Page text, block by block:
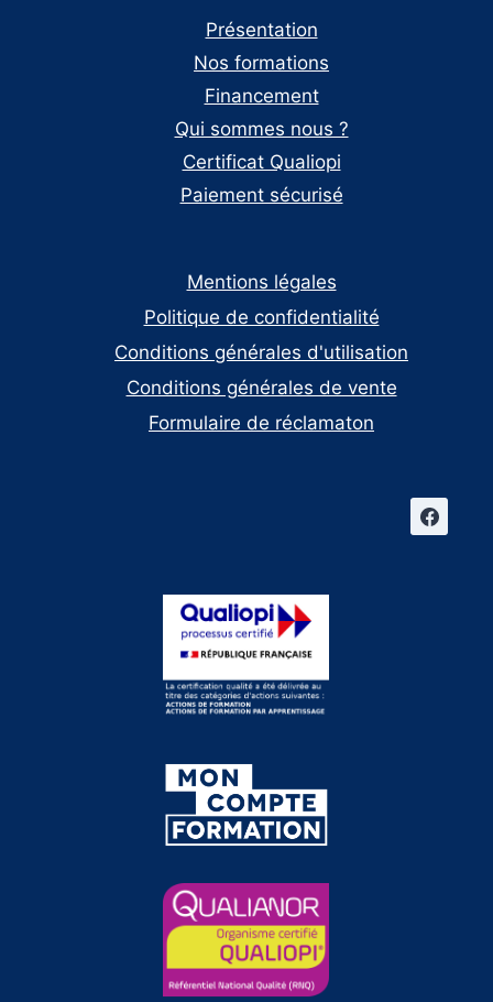
Présentation
Nos formations
Financement
Qui sommes nous ?
Certificat Qualiopi
Paiement sécurisé
Mentions légales
Politique de confidentialité
Conditions générales d'utilisation
Conditions générales de vente
Formulaire de réclamaton